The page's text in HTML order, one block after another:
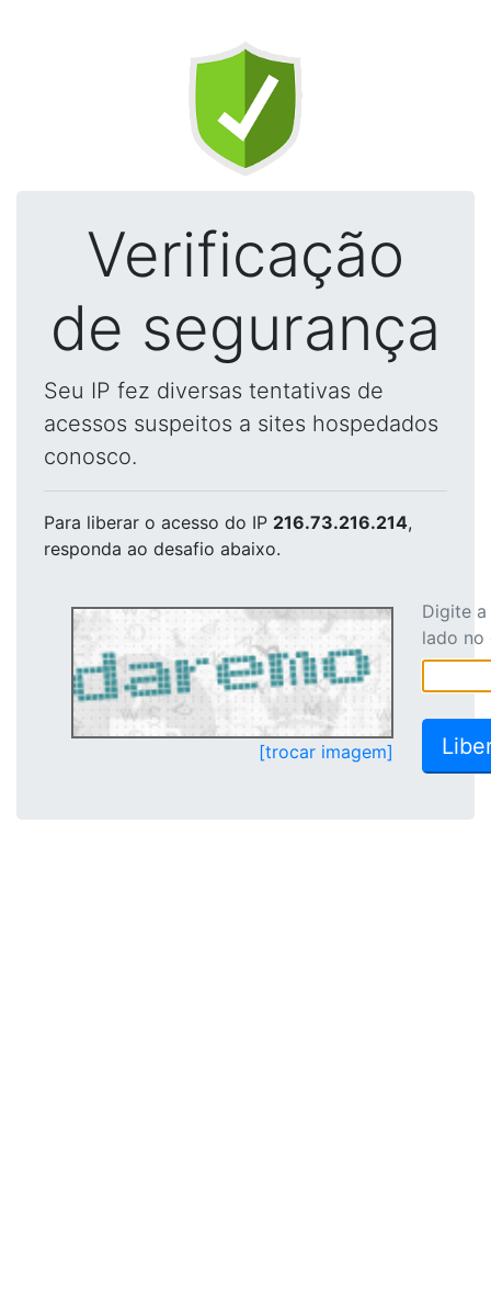
Verificação
de segurança
Seu IP fez diversas tentativas de
acessos suspeitos a sites hospedados
conosco.
Para liberar o acesso do IP 216.73.216.214,
responda ao desafio abaixo.
[trocar imagem]
Digite
lado no